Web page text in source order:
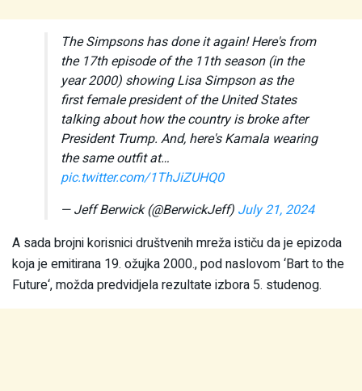
The Simpsons has done it again! Here's from
the 17th episode of the 11th season (in the
year 2000) showing Lisa Simpson as the
first female president of the United States
talking about how the country is broke after
President Trump. And, here's Kamala wearing
the same outfit at…
pic.twitter.com/1ThJiZUHQ0
— Jeff Berwick (@BerwickJeff) July 21, 2024
A sada brojni korisnici društvenih mreža ističu da je epizoda
koja je emitirana 19. ožujka 2000., pod naslovom ‘Bart to the
Future‘, možda predvidjela rezultate izbora 5. studenog.